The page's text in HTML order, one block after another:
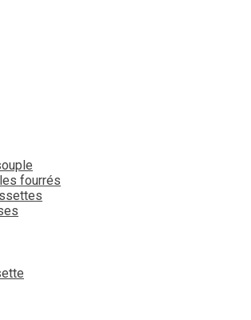
fourrés